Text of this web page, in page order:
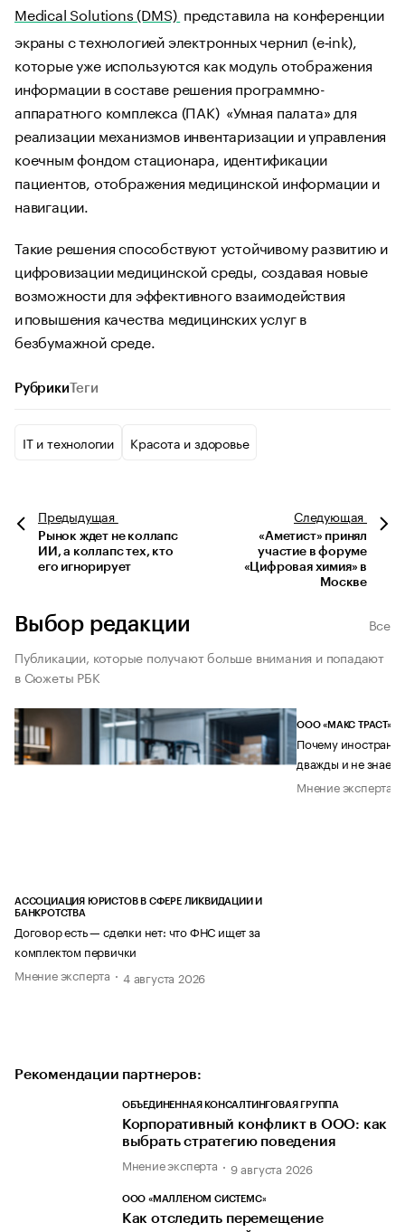
Medical Solutions (DMS) представила на конференции
экраны с технологией электронных чернил (e‑ink),
которые уже используются как модуль отображения
информации в составе решения программно-
аппаратного комплекса (ПАК) «Умная палата» для
реализации механизмов инвентаризации и управления
коечным фондом стационара, идентификации
пациентов, отображения медицинской информации и
навигации.
Такие решения способствуют устойчивому развитию и
цифровизации медицинской среды, создавая новые
возможности для эффективного взаимодействия
и повышения качества медицинских услуг в
безбумажной среде.
Рубрики Теги
IT и технологии Красота и здоровье
Предыдущая
Рынок ждет не коллапс
ИИ, а коллапс тех, кто
его игнорирует
Следующая
«Аметист» принял
участие в форуме
«Цифровая химия» в
Москве
Выбор редакции
Все
Публикации, которые получают больше внимания и попадают
в Сюжеты РБК
АССОЦИАЦИЯ ЮРИСТОВ В СФЕРЕ ЛИКВИДАЦИИ И
БАНКРОТСТВА
Договор есть — сделки нет: что ФНС ищет за
комплектом первички
Мнение эксперта
4 августа 2026
ООО «МАКС ТРАСТ»
Почему
дважды и не знает
Мнение эксперта
Рекомендации партнеров:
ОБЪЕДИНЕННАЯ КОНСАЛТИНГОВАЯ ГРУППА
Корпоративный конфликт в ООО: как
выбрать стратегию поведения
Мнение эксперта 9 августа 2026
ООО «МАЛЛЕНОМ СИСТЕМС»
Как отследить перемещение